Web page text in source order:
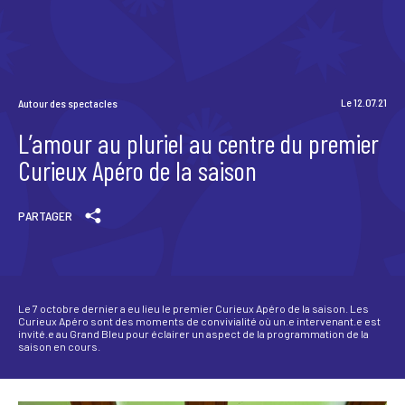
Autour des spectacles Le 12.07.21
L’amour au pluriel au centre du premier
Curieux Apéro de la saison
PARTAGER
Le 7 octobre dernier a eu lieu le premier Curieux Apéro de la saison. Les
Curieux Apéro sont des moments de convivialité où un.e intervenant.e est
invité.e au Grand Bleu pour éclairer un aspect de la programmation de la
saison en cours.